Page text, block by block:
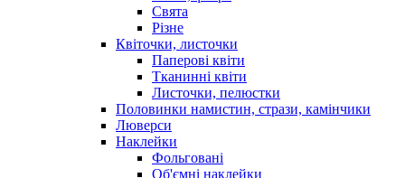
Свята
Різне
Квіточки, листочки
Паперові квіти
Тканинні квіти
Листочки, пелюстки
Половинки намистин, стрази, камінчики
Люверси
Наклейки
Фольговані
Об'ємні наклейки